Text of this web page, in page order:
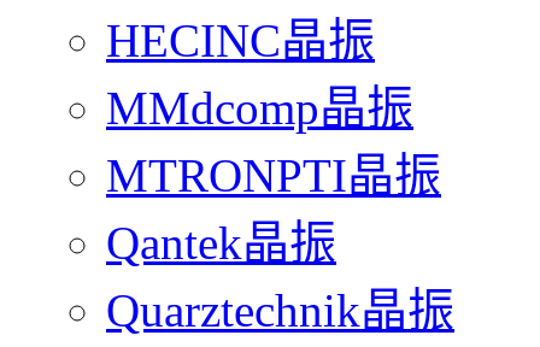
HECINC晶振
MMdcomp晶振
MTRONPTI晶振
Qantek晶振
Quarztechnik晶振